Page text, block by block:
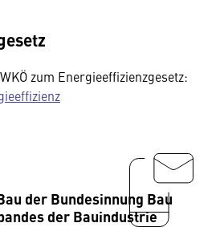
zum Energieeffizienzgesetz:
der Bundesinnung Bau
der Bauindustrie